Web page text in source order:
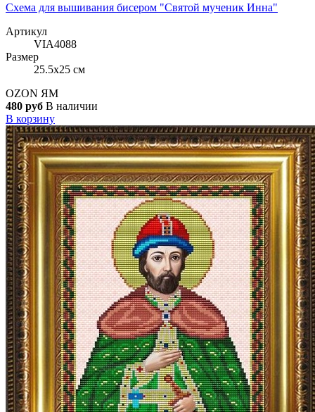
Схема для вышивания бисером "Святой мученик Инна"
Артикул
VIA4088
Размер
25.5x25 см
OZON ЯМ
480 руб В наличии
В корзину